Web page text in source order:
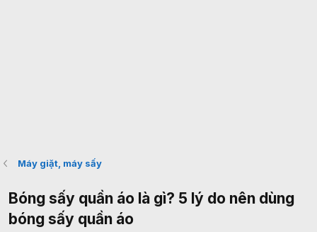
Máy giặt, máy sấy
Bóng sấy quần áo là gì? 5 lý do nên dùng
bóng sấy quần áo